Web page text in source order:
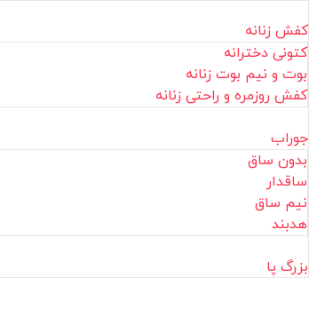
کفش زنانه
کتونی دخترانه
بوت و نیم بوت زنانه
کفش روزمره و راحتی زنانه
جوراب
بدون ساق
ساقدار
نیم ساق
هدبند
بزرگ پا